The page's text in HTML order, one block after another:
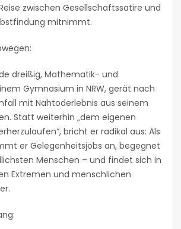
zwischen Gesellschaftssatire und
mitnimmt.
dreißig, Mathematik- und
Gymnasium in NRW, gerät nach
mit Nahtoderlebnis aus seinem
Statt weiterhin „dem eigenen
bricht er radikal aus: Als
er Gelegenheitsjobs an, begegnet
Menschen – und findet sich in
Extremen und menschlichen